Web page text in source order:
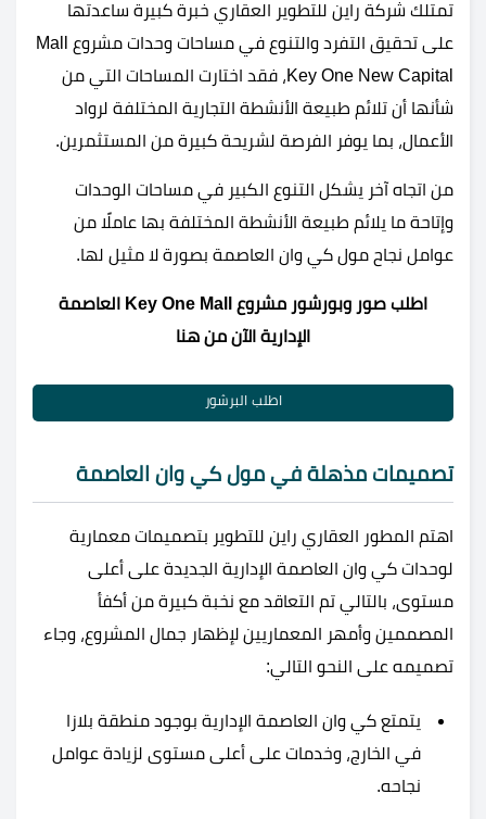
تمتلك شركة راين للتطوير العقاري خبرة كبيرة ساعدتها
على تحقيق التفرد والتنوع في مساحات وحدات مشروع Mall
Key One New Capital، فقد اختارت المساحات التي من
شأنها أن تلائم طبيعة الأنشطة التجارية المختلفة لرواد
الأعمال، بما يوفر الفرصة لشريحة كبيرة من المستثمرين.
من اتجاه آخر يشكل التنوع الكبير في مساحات الوحدات
وإتاحة ما يلائم طبيعة الأنشطة المختلفة بها عاملًا من
عوامل نجاح مول كي وان العاصمة بصورة لا مثيل لها.
اطلب صور وبورشور مشروع Key One Mall العاصمة
الإدارية الآن من هنا
اطلب البرشور
تصميمات مذهلة في مول كي وان العاصمة
اهتم المطور العقاري راين للتطوير بتصميمات معمارية
لوحدات كي وان العاصمة الإدارية الجديدة على أعلى
مستوى، بالتالي تم التعاقد مع نخبة كبيرة من أكفأ
المصممين وأمهر المعماريين لإظهار جمال المشروع، وجاء
تصميمه على النحو التالي:
يتمتع كي وان العاصمة الإدارية بوجود منطقة بلازا
في الخارج، وخدمات على أعلى مستوى لزيادة عوامل
نجاحه.